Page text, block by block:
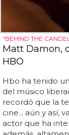
"BEHIND THE
Matt Damon,
HBO
Hbo ha tenido
del músico
recordó que la
cine... aún y así,
actor que ha